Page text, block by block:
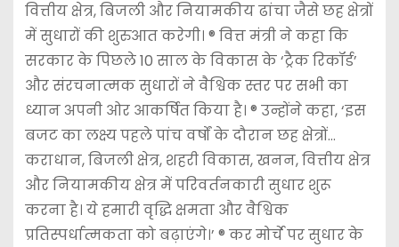
वित्तीय क्षेत्र, बिजली और नियामकीय ढांचा जैसे छह क्षेत्रों
में सुधारों की शुरुआत करेगी। ® वित्त मंत्री ने कहा कि
सरकार के पिछले 10 साल के विकास के ‘ट्रैक रिकॉर्ड’
और संरचनात्मक सुधारों ने वैश्विक स्तर पर सभी का
ध्यान अपनी ओर आकर्षित किया है। ® उन्होंने कहा, ‘इस
बजट का लक्ष्य पहले पांच वर्षों के दौरान छह क्षेत्रों…
कराधान, बिजली क्षेत्र, शहरी विकास, खनन, वित्तीय क्षेत्र
और नियामकीय क्षेत्र में परिवर्तनकारी सुधार शुरू
करना है। ये हमारी वृद्धि क्षमता और वैश्विक
प्रतिस्पर्धात्मकता को बढ़ाएंगे।’ ® कर मोर्चे पर सुधार के